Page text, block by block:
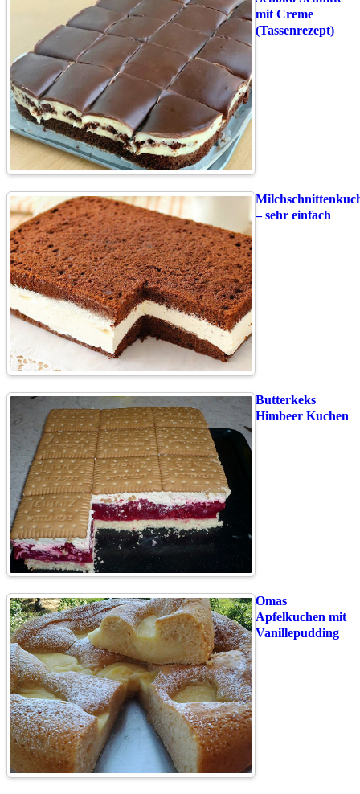
mit Creme
(Tassenrezept)
– sehr einfach
Butterkeks
Himbeer Kuchen
Omas
Apfelkuchen mit
Vanillepudding